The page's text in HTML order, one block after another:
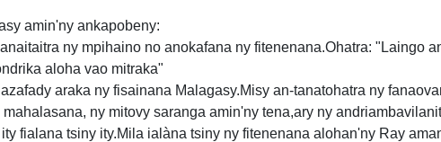
amin'ny ankapobeny:
ny mpihaino no anokafana ny fitenenana.Ohatra: "Laingo
aloha vao mitraka"
araka ny fisainana Malagasy.Misy an-tanatohatra ny
ny mitovy saranga amin'ny tena,ary ny
fialana tsiny ity.Mila ialàna tsiny ny fitenenana alohan'ny Ray